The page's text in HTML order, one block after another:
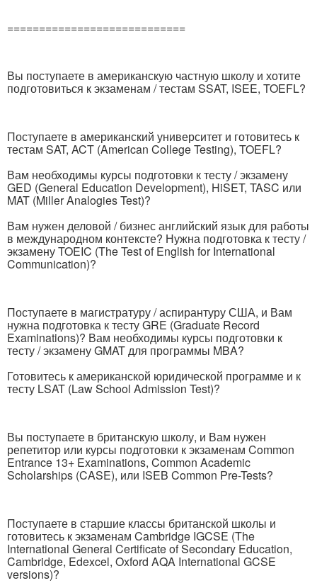
============================
Вы поступаете в американскую частную школу и хотите
подготовиться к экзаменам / тестам SSAT, ISEE, TOEFL?
Поступаете в американский университет и готовитесь к
тестам SAT, ACT (American College Testing), TOEFL?
Вам необходимы курсы подготовки к тесту / экзамену
GED (General Education Development), HiSET, TASC или
MAT (Miller Analogies Test)?
Вам нужен деловой / бизнес английский язык для работы
в международном контексте? Нужна подготовка к тесту /
экзамену TOEIC (The Test of English for International
Communication)?
Поступаете в магистратуру / аспирантуру США, и Вам
нужна подготовка к тесту GRE (Graduate Record
Examinations)? Вам необходимы курсы подготовки к
тесту / экзамену GMAT для программы MBA?
Готовитесь к американской юридической программе и к
тесту LSAT (Law School Admission Test)?
Вы поступаете в британскую школу, и Вам нужен
репетитор или курсы подготовки к экзаменам Common
Entrance 13+ Examinations, Common Academic
Scholarships (CASE), или ISEB Common Pre-Tests?
Поступаете в старшие классы британской школы и
готовитесь к экзаменам Cambridge IGCSE (The
International General Certificate of Secondary Education,
Cambridge, Edexcel, Oxford AQA International GCSE
versions)?